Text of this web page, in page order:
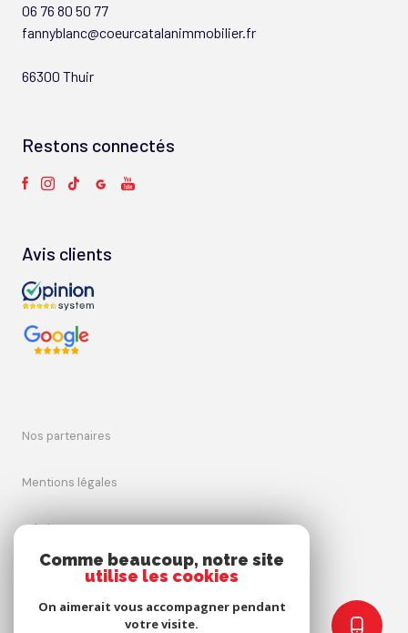
06 76 80 50 77
fannyblanc@coeurcatalanimmobilier.fr
66300 Thuir
Restons connectés
Avis clients
nos partenaires
mentions légales
admin
nos honoraires
Comme beaucoup, notre site
utilise les cookies
On aimerait vous accompagner pendant
votre visite.